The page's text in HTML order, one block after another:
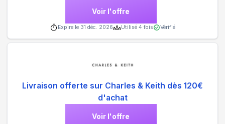
Voir l'offre
Expire le 31 déc. 2026 Utilisé 4 fois Vérifié
Livraison offerte sur Charles & Keith dès 120€
d'achat
Voir l'offre